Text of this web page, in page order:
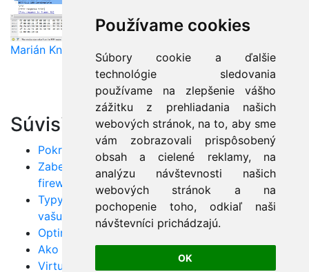
Používame cookies
Súbory cookie a ďalšie
technológie sledovania
používame na zlepšenie vášho
zážitku z prehliadania našich
webových stránok, na to, aby sme
vám zobrazovali prispôsobený
obsah a cielené reklamy, na
analýzu návštevnosti našich
webových stránok a na
pochopenie toho, odkiaľ naši
návštevníci prichádzajú.
OK
Marián Knězek
Súvisiace články:
Pokročilé techniky analýzy sieťovej komunikácie
Zabezpečenie siete pomocou aplikačných
firewallov
Typy topológií: Výber správneho riešenia pre
vašu sieť
Optimalizácia siete cez QoS parametre
Ako zlepšiť spoľahlivosť a MTU vašej siete
Virtuálne VLANy: Maximálne využitie špeciálnych